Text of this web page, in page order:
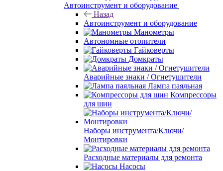
Автоинструмент и оборудование
Назад
Автоинструмент и оборудование
Манометры
Автономные отопители
Гайковерты
Домкраты
Аварийные знаки / Огнетушители
Лампа паяльная
Компрессоры
для шин
Наборы инструмента/Ключи/
Монтировки
Расходные материалы для ремонта
Насосы